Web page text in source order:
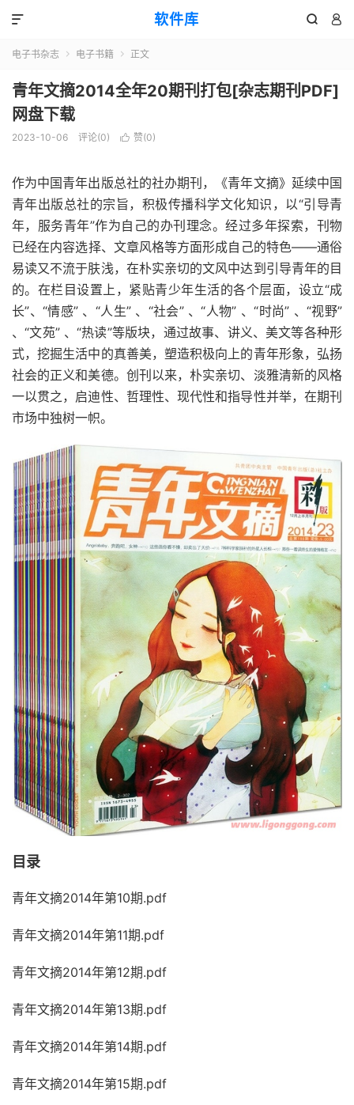
软件库  

电子书杂志  电子书籍  正文
青年文摘2014全年20期刊打包[杂志期刊PDF]
网盘下载
2023-10-06 评论(0)  赞(0)
作为中国青年出版总社的社办期刊，《青年文摘》延续中国
青年出版总社的宗旨，积极传播科学文化知识，以“引导青
年，服务青年”作为自己的办刊理念。经过多年探索，刊物
已经在内容选择、文章风格等方面形成自己的特色——通俗
易读又不流于肤浅，在朴实亲切的文风中达到引导青年的目
的。在栏目设置上，紧贴青少年生活的各个层面，设立“成
长”、“情感” 、“人生” 、“社会” 、“人物” 、“时尚” 、“视野”
、“文苑” 、“热读”等版块，通过故事、讲义、美文等各种形
式，挖掘生活中的真善美，塑造积极向上的青年形象，弘扬
社会的正义和美德。创刊以来，朴实亲切、淡雅清新的风格
一以贯之，启迪性、哲理性、现代性和指导性并举，在期刊
市场中独树一帜。
目录
青年文摘2014年第10期.pdf
青年文摘2014年第11期.pdf
青年文摘2014年第12期.pdf
青年文摘2014年第13期.pdf
青年文摘2014年第14期.pdf
青年文摘2014年第15期.pdf